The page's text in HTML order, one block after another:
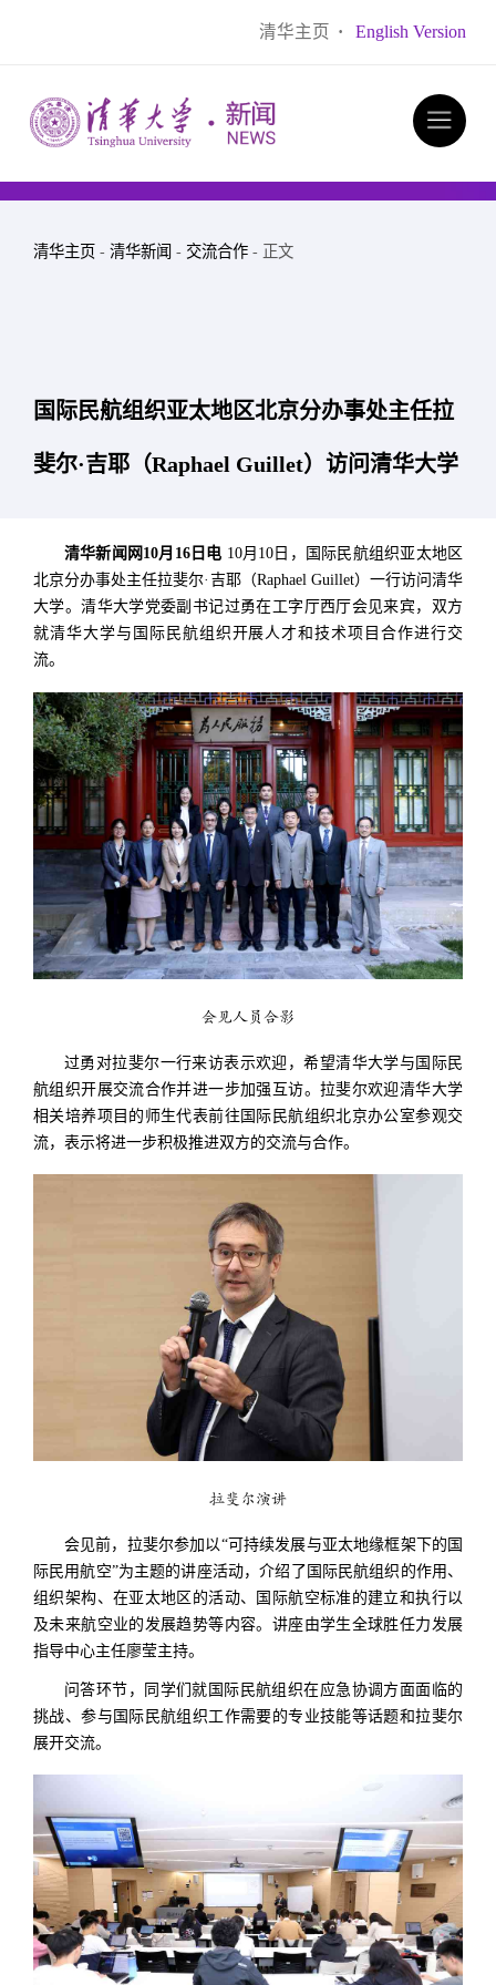
清华主页 · English Version
清华主页 - 清华新闻 - 交流合作 - 正文
国际民航组织亚太地区北京分办事处主任拉
斐尔·吉耶（Raphael Guillet）访问清华大学
清华新闻网10月16日电 10月10日，国际民航组织亚太地区
北京分办事处主任拉斐尔·吉耶（Raphael Guillet）一行访问清华
大学。清华大学党委副书记过勇在工字厅西厅会见来宾，双方
就清华大学与国际民航组织开展人才和技术项目合作进行交
流。
会见人员合影
过勇对拉斐尔一行来访表示欢迎，希望清华大学与国际民
航组织开展交流合作并进一步加强互访。拉斐尔欢迎清华大学
相关培养项目的师生代表前往国际民航组织北京办公室参观交
流，表示将进一步积极推进双方的交流与合作。
拉斐尔演讲
会见前，拉斐尔参加以“可持续发展与亚太地缘框架下的国
际民用航空”为主题的讲座活动，介绍了国际民航组织的作用、
组织架构、在亚太地区的活动、国际航空标准的建立和执行以
及未来航空业的发展趋势等内容。讲座由学生全球胜任力发展
指导中心主任廖莹主持。
问答环节，同学们就国际民航组织在应急协调方面面临的
挑战、参与国际民航组织工作需要的专业技能等话题和拉斐尔
展开交流。